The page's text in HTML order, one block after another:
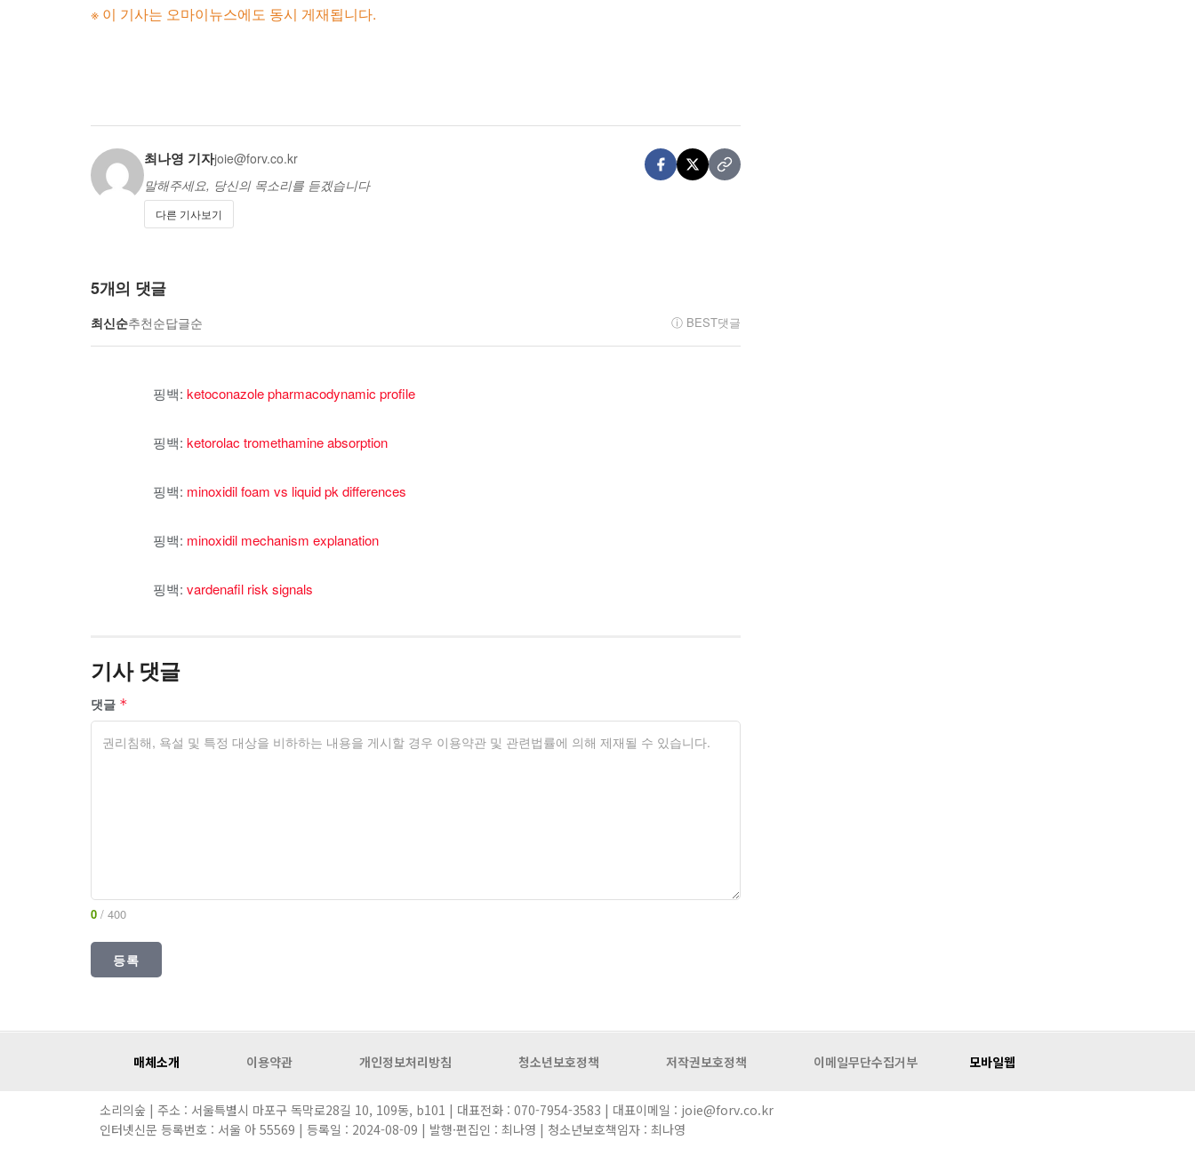
※ 이 기사는 오마이뉴스에도 동시 게재됩니다.
최나영 기자joie@forv.co.kr
말해주세요, 당신의 목소리를 듣겠습니다
다른 기사보기
5개의 댓글
최신순추천순답글순 ⓘ BEST댓글
핑백: ketoconazole pharmacodynamic profile
핑백: ketorolac tromethamine absorption
핑백: minoxidil foam vs liquid pk differences
핑백: minoxidil mechanism explanation
핑백: vardenafil risk signals
기사 댓글
댓글 *
0 / 400
매체소개 이용약관 개인정보처리방침 청소년보호정책 저작권보호정책 이메일무단수집거부 모바일웹
소리의숲 | 주소 : 서울특별시 마포구 독막로28길 10, 109동, b101 | 대표전화 : 070-7954-3583 | 대표이메일 : joie@forv.co.kr
인터넷신문 등록번호 : 서울 아 55569 | 등록일 : 2024-08-09 | 발행·편집인 : 최나영 | 청소년보호책임자 : 최나영